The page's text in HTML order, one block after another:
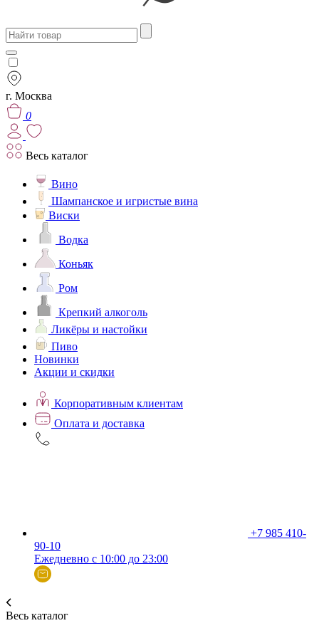
г. Москва
0
Весь каталог
Вино
Шампанское и игристые вина
Виски
Водка
Коньяк
Ром
Крепкий алкоголь
Ликёры и настойки
Пиво
Новинки
Акции и скидки
Корпоративным клиентам
Оплата и доставка
+7 985 410-
90-10
Ежедневно с 10:00 до 23:00
Весь каталог